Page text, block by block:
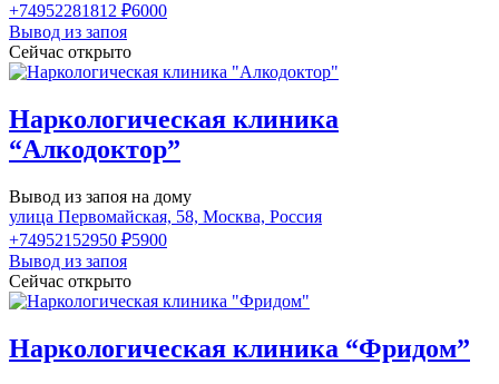
+74952281812 ₽6000
Вывод из запоя
Сейчас открыто
Наркологическая клиника
“Алкодоктор”
Вывод из запоя на дому
улица Первомайская, 58, Москва, Россия
+74952152950 ₽5900
Вывод из запоя
Сейчас открыто
Наркологическая клиника “Фридом”